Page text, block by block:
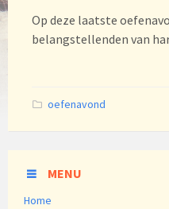
Op deze laatste
belangstellenden van
Categories:
oefenavond
MENU
Home